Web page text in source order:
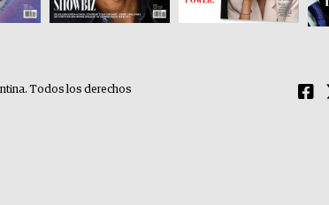
Todos los derechos